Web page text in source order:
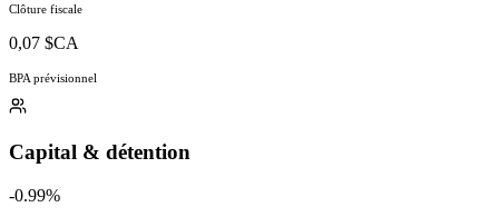
Clôture fiscale
0,07 $CA
BPA prévisionnel
Capital & détention
-0.99%